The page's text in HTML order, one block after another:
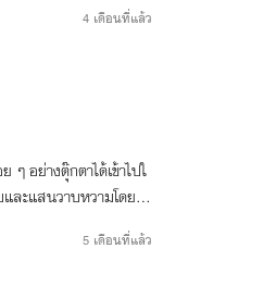
4 เดือนที่แล้ว
อย่างตุ๊กตาได้เข้าไปใ
ละแสนวาบหวามโดยไม่
5 เดือนที่แล้ว